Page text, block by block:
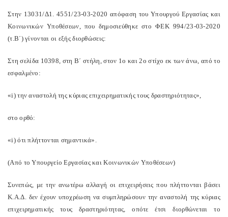
Στην 13031/Δ1. 4551/23-03-2020 απόφαση του Υπουργού Εργασίας και
Κοινωνικών Υποθέσεων, που δημοσιεύθηκε στο ΦΕΚ 994/23-03-2020
(τ.Β΄) γίνονται οι εξής διορθώσεις:
Στη σελίδα 10398, στη Β΄ στήλη, στον 1ο και 2ο στίχο εκ των άνω, από το
εσφαλμένο:
«i) την αναστολή της κύριας επιχειρηματικής τους δραστηριότητας»,
στο ορθό:
«i) ότι πλήττονται σημαντικά».
(Από το Υπουργείο Εργασίας και Κοινωνικών Υποθέσεων)
Συνεπώς, με την ανωτέρω αλλαγή οι επιχειρήσεις που πλήττονται βάσει
Κ.Α.Δ. δεν έχουν υποχρέωση να συμπληρώσουν την αναστολή της κύριας
επιχειρηματικής τους δραστηριότητας, οπότε έτσι διορθώνεται το